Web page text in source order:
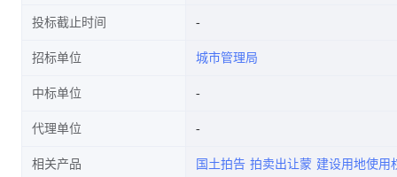
投标截止时间
招标单位 城市管理局
中标单位
代理单位
相关产品 国土拍告 拍卖出让蒙 建设用地使用